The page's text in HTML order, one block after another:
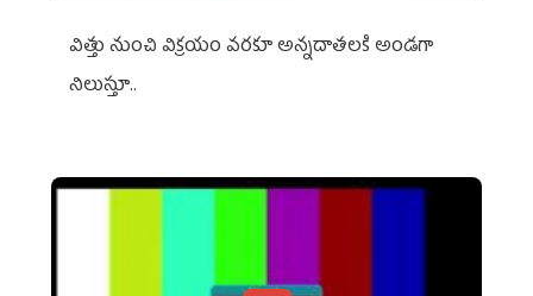
విత్తు నుంచి విక్రయం వరకూ అన్నదాతలకి అండగా
నిలుస్తూ..